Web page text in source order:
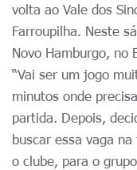
volta ao Vale dos
Farroupilha. Neste
Novo Hamburgo, no
“Vai ser um jogo
minutos onde
partida. Depois,
buscar essa vaga
o clube, para o